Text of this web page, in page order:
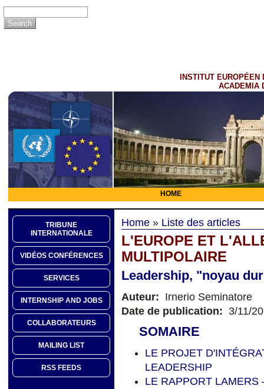
INSTITUT EUROPÉEN
ACADEMIA
HOME
TRIBUNE
INTERNATIONALE
VIDÉOS CONFÉRENCES
SERVICES
INTERNSHIP AND JOBS
COLLABORATEURS
MAILING LIST
RSS FEEDS
Home » Liste des articles
L'EUROPE ET
MULTIPOLAIRE
Leadership, "noyau
Auteur: Irnerio Seminatore
Date de publication: 3/11/
SOMAIRE
LE PROJET
LEADERSHIP
LE RAPPORT LAMERS